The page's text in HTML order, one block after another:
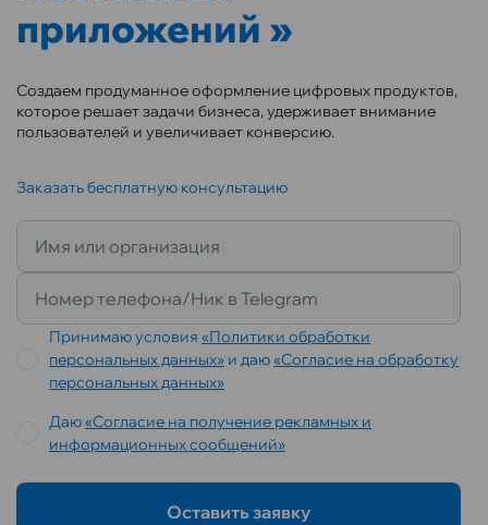
приложений
Создаем продуманное оформление цифровых продуктов,
которое решает задачи бизнеса, удерживает внимание
пользователей и увеличивает конверсию.
Заказать бесплатную консультацию
Принимаю условия «Политики обработки
персональных данных» и даю«Согласие на обработку
персональных данных»
Даю«Согласие на получение рекламных и
информационных сообщений»
Оставить заявку